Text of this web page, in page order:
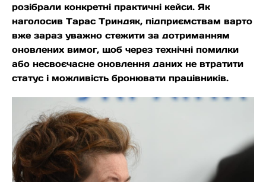
розібрали конкретні практичні кейси. Як
наголосив Тарас Триндяк, підприємствам варто
вже зараз уважно стежити за дотриманням
оновлених вимог, щоб через технічні помилки
або несвоєчасне оновлення даних не втратити
статус і можливість бронювати працівників.